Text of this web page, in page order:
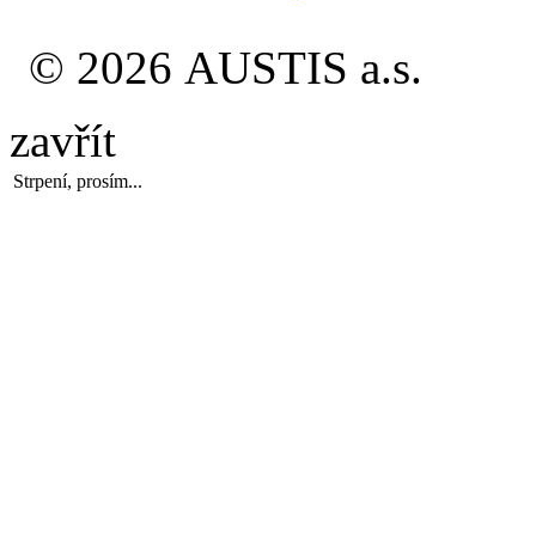
© 2026 AUSTIS a.s.
zavřít
Strpení, prosím...